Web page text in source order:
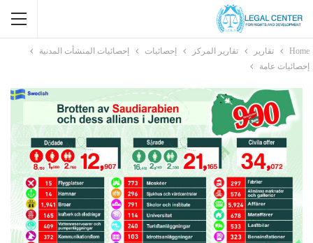
Home تقارير تقارير المركز إحصائيات
إحصائيات المنشأت المدنية
إحصائيات عامة